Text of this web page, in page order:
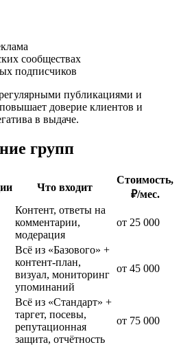
сообществах
подписчиков
публикациями и
доверие клиентов и
в выдаче.
групп
Что входит
Стоимость,
₽/мес.
Контент, ответы на
комментарии,
модерация
от 25 000
Всё из «Базового» +
контент-план,
визуал, мониторинг
упоминаний
от 45 000
Всё из «Стандарт» +
таргет, посевы,
репутационная
защита, отчётность
от 75 000